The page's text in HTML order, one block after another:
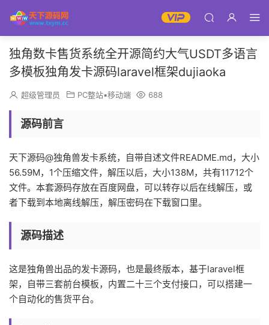
独角数卡售货系统全开源简约大气USDT多语言
多模板独角发卡源码laravel框架dujiaoka
超级管理员 PC整站▪移动端 688
源码前言
天下源码@独角兽发卡系统，自带自述文件README.md，大小
56.59M，1个压缩文件，解压以后，大小138M，共有11712个
文件。本套源码存放在百度网盘，可以转存以后在线解压，或
者下载到本地离线解压，解压密码在下载窗口里。
源码描述
这是独角兽出品的发卡源码，也是最终版本，基于laravel框
架，自带三套前台模板，内置二十三个支付接口，可以搭建一
个自动化的售货平台。